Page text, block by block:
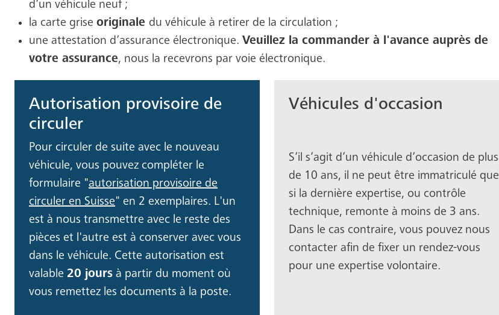
d’un véhicule neuf ;
la carte grise originale du véhicule à retirer de la circulation ;
une attestation d’assurance électronique. Veuillez la commander à l'avance auprès de
votre assurance, nous la recevrons par voie électronique.
Autorisation provisoire de
circuler
Pour circuler de suite avec le nouveau
véhicule, vous pouvez compléter le
formulaire "autorisation provisoire de
circuler en Suisse" en 2 exemplaires. L'un
est à nous transmettre avec le reste des
pièces et l'autre est à conserver avec vous
dans le véhicule. Cette autorisation est
valable 20 jours à partir du moment où
vous remettez les documents à la poste.
Véhicules d'occasion
S’il s’agit d’un véhicule d’occasion de plus
de 10 ans, il ne peut être immatriculé que
si la dernière expertise, ou contrôle
technique, remonte à moins de 3 ans.
Dans le cas contraire, vous pouvez nous
contacter afin de fixer un rendez-vous
pour une expertise volontaire.